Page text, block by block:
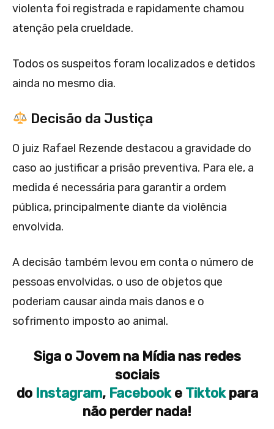
violenta foi registrada e rapidamente chamou
atenção pela crueldade.
Todos os suspeitos foram localizados e detidos
ainda no mesmo dia.
Decisão da Justiça
O juiz Rafael Rezende destacou a gravidade do
caso ao justificar a prisão preventiva. Para ele, a
medida é necessária para garantir a ordem
pública, principalmente diante da violência
envolvida.
A decisão também levou em conta o número de
pessoas envolvidas, o uso de objetos que
poderiam causar ainda mais danos e o
sofrimento imposto ao animal.
Siga o Jovem na Mídia nas redes
sociais
do Instagram, Facebooke Tiktokpara
não perder nada!